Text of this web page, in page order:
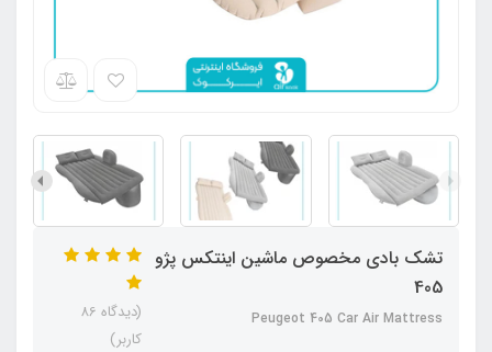
تشک بادی مخصوص ماشین اینتکس پژو
405
Peugeot 405 Car Air Mattress
(دیدگاه 86
کاربر)